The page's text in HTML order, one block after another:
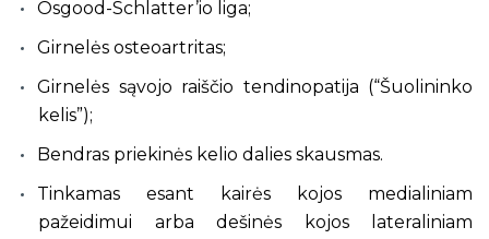
Osgood-Schlatter’io liga;
Girnelės osteoartritas;
Girnelės sąvojo raiščio tendinopatija (“Šuolininko
kelis”);
Bendras priekinės kelio dalies skausmas.
Tinkamas esant kairės kojos medialiniam
pažeidimui arba dešinės kojos lateraliniam